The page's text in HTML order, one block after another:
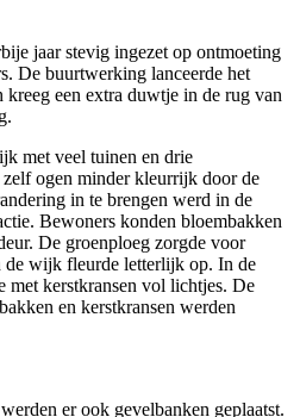
jaar stevig ingezet op ontmoeting
De buurtwerking lanceerde het
kreeg een extra duwtje in de rug van
met veel tuinen en drie
zelf ogen minder kleurrijk door de
in te brengen werd in de
Bewoners konden bloembakken
De groenploeg zorgde voor
de wijk fleurde letterlijk op. In de
met kerstkransen vol lichtjes. De
en kerstkransen werden
er ook gevelbanken geplaatst.